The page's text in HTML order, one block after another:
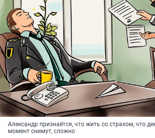
Александр признаётся, что жить со страхом, что
момент снимут, сложно